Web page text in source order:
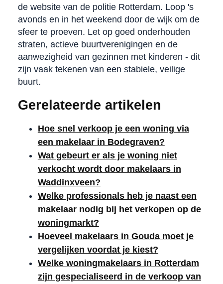
de website van de politie Rotterdam. Loop 's
avonds en in het weekend door de wijk om de
sfeer te proeven. Let op goed onderhouden
straten, actieve buurtverenigingen en de
aanwezigheid van gezinnen met kinderen - dit
zijn vaak tekenen van een stabiele, veilige
buurt.
Gerelateerde artikelen
Hoe snel verkoop je een woning via
een makelaar in Bodegraven?
Wat gebeurt er als je woning niet
verkocht wordt door makelaars in
Waddinxveen?
Welke professionals heb je naast een
makelaar nodig bij het verkopen op de
woningmarkt?
Hoeveel makelaars in Gouda moet je
vergelijken voordat je kiest?
Welke woningmakelaars in Rotterdam
zijn gespecialiseerd in de verkoop van